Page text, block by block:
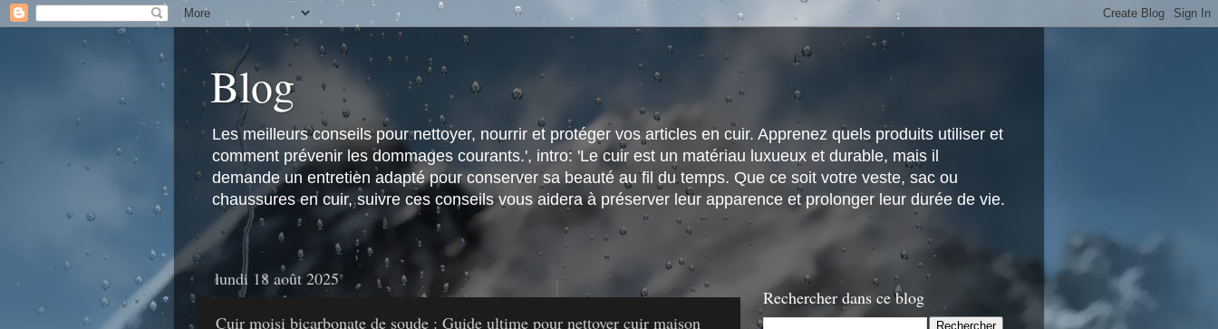
Blog
Les meilleurs conseils pour nettoyer, nourrir et protéger vos articles en cuir. Apprenez quels produits utiliser et
comment prévenir les dommages courants.', intro: 'Le cuir est un matériau luxueux et durable, mais il
demande un entretien adapté pour conserver sa beauté au fil du temps. Que ce soit votre veste, sac ou
chaussures en cuir, suivre ces conseils vous aidera à préserver leur apparence et prolonger leur durée de vie.
lundi 18 août 2025
Cuir moisi bicarbonate de soude : Guide ultime pour nettoyer cuir maison
Rechercher dans ce blog